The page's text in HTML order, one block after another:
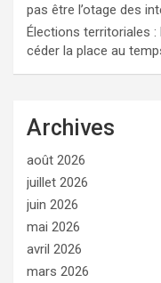
pas être l’otage des
Élections territoriales
céder la place au
Archives
août 2026
juillet 2026
juin 2026
mai 2026
avril 2026
mars 2026